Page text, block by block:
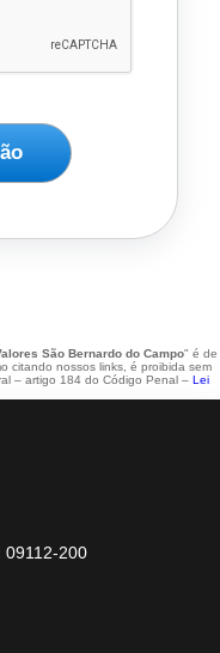
São Bernardo do Campo" é de
citando nossos links, é proibida sem
– artigo 184 do Código Penal – Lei
09112-200